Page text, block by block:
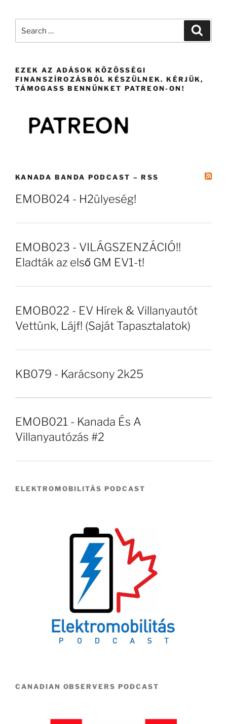
for:
EZEK AZ ADÁSOK KÖZÖSSÉGI
FINANSZÍROZÁSBÓL KÉSZÜLNEK. KÉRJÜK,
TÁMOGASS BENNÜNKET PATREON-ON!
KANADA BANDA PODCAST – RSS
EMOB024 - H2ülyeség!
EMOB023 - VILÁGSZENZÁCIÓ!!
Eladták az első GM EV1-t!
EMOB022 - EV Hírek & Villanyautót
Vettünk, Lájf! (Saját Tapasztalatok)
KB079 - Karácsony 2k25
EMOB021 - Kanada És A
Villanyautózás #2
ELEKTROMOBILITÁS PODCAST
CANADIAN OBSERVERS PODCAST